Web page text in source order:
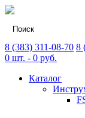
8 (383) 311-08-70 8
0 шт. - 0 руб.
Каталог